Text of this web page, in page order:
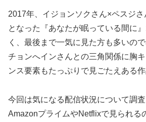
2017年、イジョンソクさん×ペスジ
となった『あなたが眠っている間に
く、最後まで一気に見た方も多いの
チョンへインさんとの三角関係に胸
ンス要素もたっぷりで見ごたえある作
今回は気になる配信状況について調査
AmazonプライムやNetflixで見られる